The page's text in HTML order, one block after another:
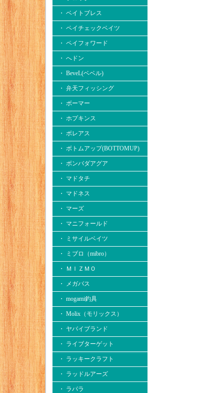
・ ベイトブレス
・ ペイチェックベイツ
・ ペイフォワード
・ へドン
・ BeveL(ベベル)
・ 弁天フィッシング
・ ボーマー
・ ホプキンス
・ ボレアス
・ ボトムアップ(BOTTOMUP)
・ ボンバダアグア
・ マドタチ
・ マドネス
・ マーズ
・ マニフォールド
・ ミサイルベイツ
・ ミブロ（mibro）
・ ＭＩＺＭＯ
・ メガバス
・ mogami釣具
・ Molix（モリックス）
・ ヤバイブランド
・ ライブターゲット
・ ラッキークラフト
・ ラッドルアーズ
・ ラパラ